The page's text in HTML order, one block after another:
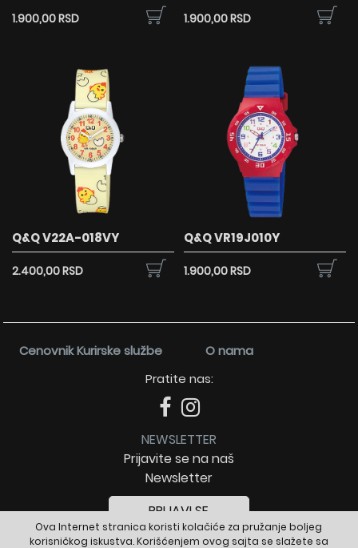
Ova Internet stranica koristi kolačiće za pružanje boljeg
korisničkog iskustva. Korišćenjem ovog sajta se slažete sa
1.900,00 RSD 1.900,00 RSD
Q&Q V22A-018VY
2.400,00 RSD
Q&Q VR19J010Y
1.900,00 RSD
Cenovnik Kurirske službe
O nama
Pratite nas:
NEWSLETTER
Prijavite se na naš
Newsletter
PRIJAVI SE